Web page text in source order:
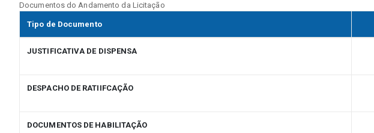
Documentos do Andamento da Licitação
Tipo de Documento
JUSTIFICATIVA DE DISPENSA
DESPACHO DE RATIIFCAÇÃO
DOCUMENTOS DE HABILITAÇÃO